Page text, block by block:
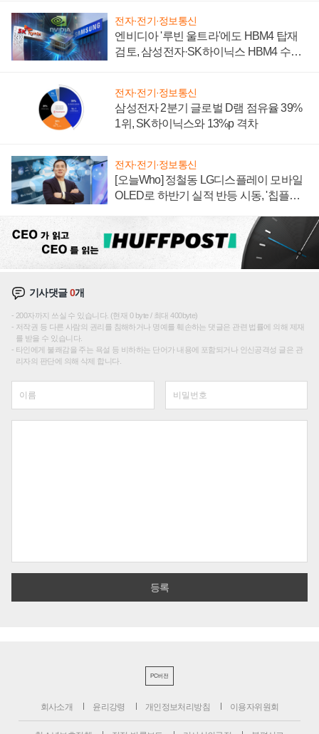
전자·전기·정보통신
엔비디아 '루빈 울트라'에도 HBM4 탑재
검토, 삼성전자·SK하이닉스 HBM4 수율
전자·전기·정보통신
삼성전자 2분기 글로벌 D램 점유율 39%
1위, SK하이닉스와 13%p 격차
전자·전기·정보통신
[오늘Who] 정철동 LG디스플레이 모바일
OLED로 하반기 실적 반등 시동, '칩플레
기사댓글0개
200자까지 쓰실 수 있습니다. (현재 0 byte / 최대 400byte)
저작권 등 다른 사람의 권리를 침해하거나 명예를 훼손하는 댓글은 관련 법률에 의해 제재
를 받을 수 있습니다.
타인에게 불쾌감을 주는 욕설 등 비하하는 단어가 내용에 포함되거나 인신공격성 글은 관
리자의 판단에 의해 삭제 합니다.
PC버전
회사소개 윤리강령 개인정보처리방침 이용자위원회